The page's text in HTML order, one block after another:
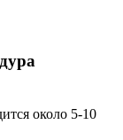
около 5-10